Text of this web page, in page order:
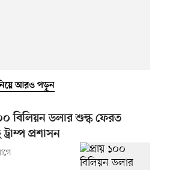
নিয়ে আরও পড়ুন
বিলিয়ন ডলার শুল্ক ফেরত
প্রশাসন